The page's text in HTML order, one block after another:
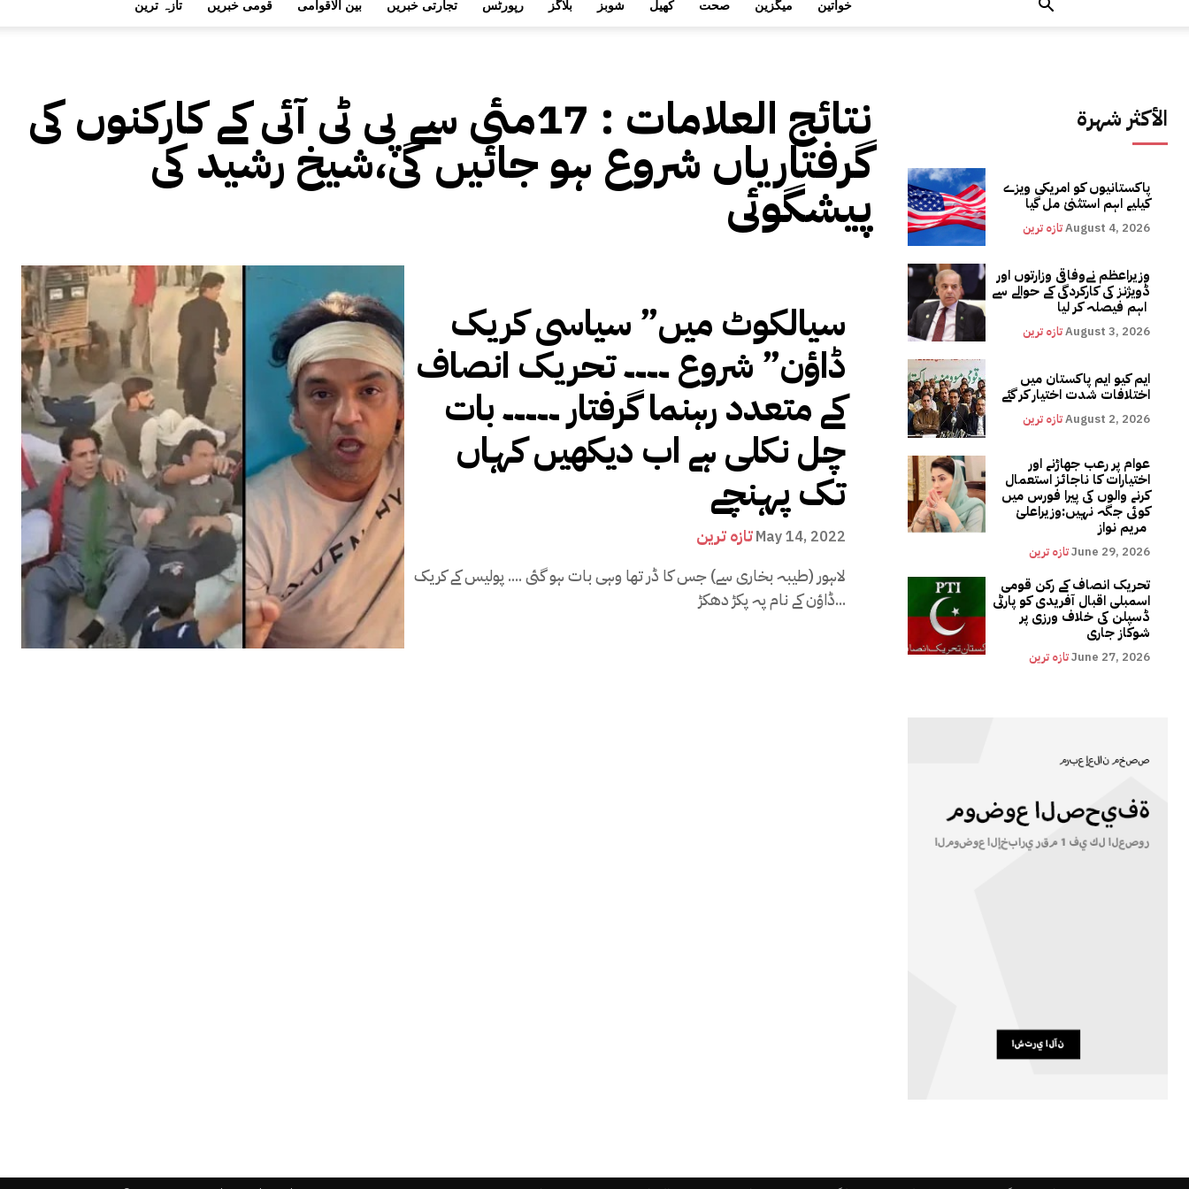
تازہ ترین قومی خبریں بین الاقوامی تجارتی خبریں رپورٹس بلاگز شوبز کھیل صحت میگزین خواتین
نتائج العلامات : 17مئی سے پی ٹی آئی کے کارکنوں کی
گرفتاریاں شروع ہو جائیں گی،شیخ رشید کی
پیشگوئی
سیالکوٹ میں” سیاسی کریک
ڈاؤن” شروع ۔۔۔۔ تحریک انصاف
کے متعدد رہنما گرفتار ۔۔۔۔۔ بات
چل نکلی ہے اب دیکھیں کہاں
تک پہنچے
تازہ ترینMay 14, 2022
لاہور (طیبہ بخاری سے) جس کا ڈر تھا وہی بات ہو گئی .... پولیس کے کریک
ڈاؤن کے نام پہ پکڑ دھکڑ...
الأكثر شهرة
پاکستانیوں کو امریکی ویزے
کیلیے اہم استثنیٰ مل گیا
تازہ ترینAugust 4, 2026
وزیراعظم نےوفاقی وزارتوں اور
ڈویژنز کی کارکردگی کے حوالے سے
تازہ ترینAugust 3, 2026
ایم کیو ایم پاکستان میں
اختلافات شدت اختیار کر گئے
تازہ ترینAugust 2, 2026
عوام پر رعب جھاڑنے اور
اختیارات کا ناجائز استعمال
کرنے والوں کی پیرا فورس میں
کوئی جگہ نہیں:وزیراعلیٰ
تازہ ترینJune 29, 2026
تحریک انصاف کے رکن قومی
اسمبلی اقبال آفریدی کو پارٹی
ڈسپلن کی خلاف ورزی پر
شوکاز جاری
تازہ ترینJune 27, 2026